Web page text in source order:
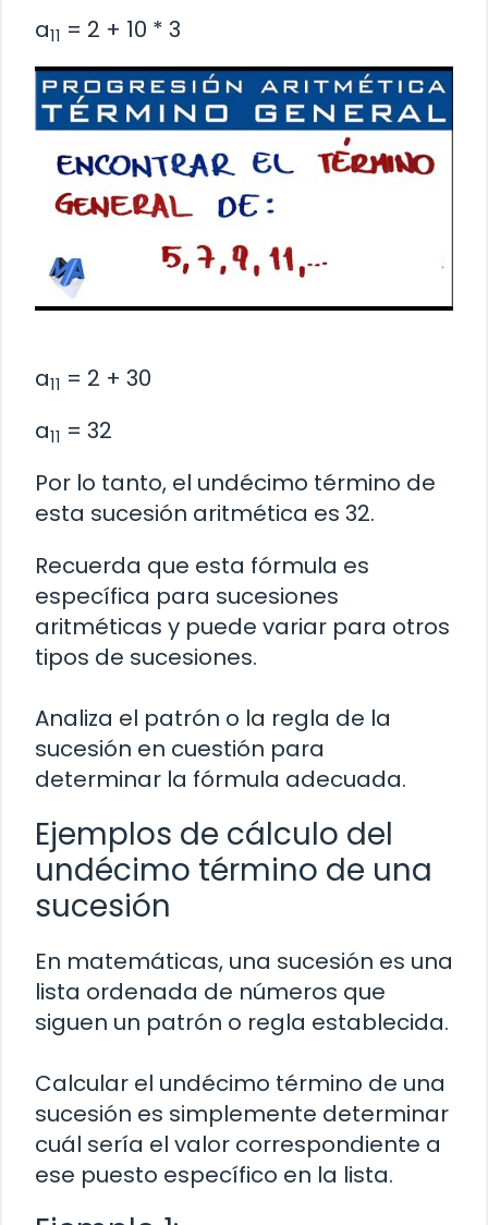
a11 = 2 + 10 * 3
a11 = 2 + 30
a11 = 32
Por lo tanto, el undécimo término de
esta sucesión aritmética es 32.
Recuerda que esta fórmula es
específica para sucesiones
aritméticas y puede variar para otros
tipos de sucesiones.
Analiza el patrón o la regla de la
sucesión en cuestión para
determinar la fórmula adecuada.
Ejemplos de cálculo del
undécimo término de una
sucesión
En matemáticas, una sucesión es una
lista ordenada de números que
siguen un patrón o regla establecida.
Calcular el undécimo término de una
sucesión es simplemente determinar
cuál sería el valor correspondiente a
ese puesto específico en la lista.